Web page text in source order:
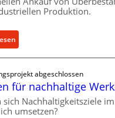
t
f
ü
r
i
n
d
i
w
c
k
l
t
X
6
Produktion.
:
S
a
r
e
P
abgeschlossen
für nachhaltige
sich Nachhaltigkeitsziele
umsetzen?